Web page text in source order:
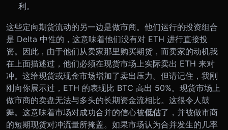
利。
这些定向期货流动的另一边是做市商。他们运行的投资组合
是 Delta 中性的，这意味着他们没有对 ETH 进行直接投
资。因此，由于他们从卖家那里购买期货，而卖家的动机我
在上面描述过，他们必须在现货市场上实际卖出 ETH 来对
冲。这给现货或现金市场增加了卖出压力。 但请记住，我刚
刚向你展示过，ETH 的表现比 BTC 高出 50%。现货市场上
做市商的卖盘无法与多头的长期资金流相比。这很令人鼓
舞。这意味着市场对成功合并的信心被低估了，并被做市商
的短期现货对冲流量所掩盖。 如果市场认为合并发生的几率